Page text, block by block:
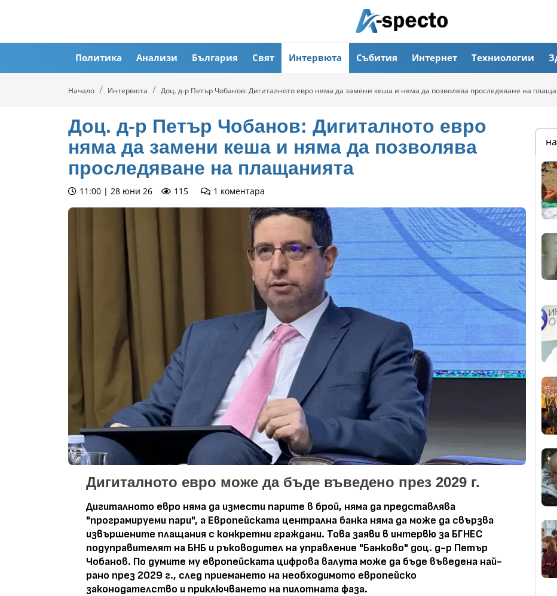
Политика Анализи България Свят Интервюта Събития Интернет Техниологии
Начало Интервюта Доц. д-р Петър Чобанов: Дигиталното евро няма да замени кеша и няма да позволява проследяване на
Доц. д-р Петър Чобанов: Дигиталното евро
няма да замени кеша и няма да позволява
проследяване на плащанията
11:00 | 28 юни 26 115 1 коментара
Дигиталното евро може да бъде въведено през 2029 г.
Дигиталното евро няма да измести парите в брой, няма да представлява
"програмируеми пари", а Европейската централна банка няма да може да свързва
извършените плащания с конкретни граждани. Това заяви в интервю за БГНЕС
подуправителят на БНБ и ръководител на управление "Банково" доц. д-р Петър
Чобанов. По думите му европейската цифрова валута може да бъде въведена най-
рано през 2029 г., след приемането на необходимото европейско
законодателство и приключването на пилотната фаза.